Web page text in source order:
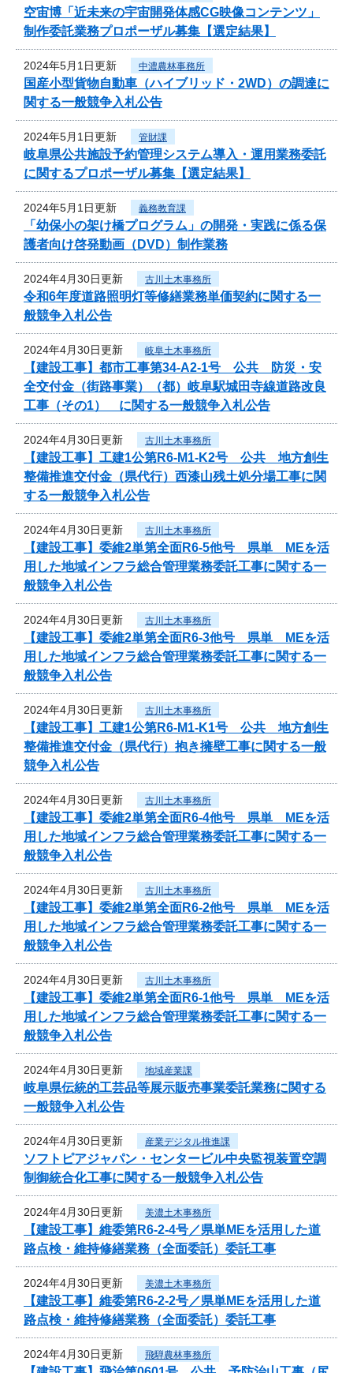
空宙博「近未来の宇宙開発体感CG映像コンテンツ」
制作委託業務プロポーザル募集【選定結果】
2024年5月1日更新 中濃農林事務所
国産小型貨物自動車（ハイブリッド・2WD）の調達に
関する一般競争入札公告
2024年5月1日更新 管財課
岐阜県公共施設予約管理システム導入・運用業務委託
に関するプロポーザル募集【選定結果】
2024年5月1日更新 義務教育課
「幼保小の架け橋プログラム」の開発・実践に係る保
護者向け啓発動画（DVD）制作業務
2024年4月30日更新 古川土木事務所
令和6年度道路照明灯等修繕業務単価契約に関する一
般競争入札公告
2024年4月30日更新 岐阜土木事務所
【建設工事】都市工事第34-A2-1号 公共 防災・安
全交付金（街路事業）（都）岐阜駅城田寺線道路改良
工事（その1） に関する一般競争入札公告
2024年4月30日更新 古川土木事務所
【建設工事】工建1公第R6-M1-K2号 公共 地方創生
整備推進交付金（県代行）西漆山残土処分場工事に関
する一般競争入札公告
2024年4月30日更新 古川土木事務所
【建設工事】委維2単第全面R6-5他号 県単 MEを活
用した地域インフラ総合管理業務委託工事に関する一
般競争入札公告
2024年4月30日更新 古川土木事務所
【建設工事】委維2単第全面R6-3他号 県単 MEを活
用した地域インフラ総合管理業務委託工事に関する一
般競争入札公告
2024年4月30日更新 古川土木事務所
【建設工事】工建1公第R6-M1-K1号 公共 地方創生
整備推進交付金（県代行）抱き擁壁工事に関する一般
競争入札公告
2024年4月30日更新 古川土木事務所
【建設工事】委維2単第全面R6-4他号 県単 MEを活
用した地域インフラ総合管理業務委託工事に関する一
般競争入札公告
2024年4月30日更新 古川土木事務所
【建設工事】委維2単第全面R6-2他号 県単 MEを活
用した地域インフラ総合管理業務委託工事に関する一
般競争入札公告
2024年4月30日更新 古川土木事務所
【建設工事】委維2単第全面R6-1他号 県単 MEを活
用した地域インフラ総合管理業務委託工事に関する一
般競争入札公告
2024年4月30日更新 地域産業課
岐阜県伝統的工芸品等展示販売事業委託業務に関する
一般競争入札公告
2024年4月30日更新 産業デジタル推進課
ソフトピアジャパン・センタービル中央監視装置空調
制御統合化工事に関する一般競争入札公告
2024年4月30日更新 美濃土木事務所
【建設工事】維委第R6-2-4号／県単MEを活用した道
路点検・維持修繕業務（全面委託）委託工事
2024年4月30日更新 美濃土木事務所
【建設工事】維委第R6-2-2号／県単MEを活用した道
路点検・維持修繕業務（全面委託）委託工事
2024年4月30日更新 飛騨農林事務所